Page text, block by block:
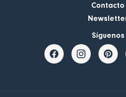
Contacto
Síguenos